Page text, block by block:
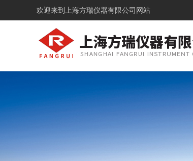
欢迎来到 上海方瑞仪器有限公司网站